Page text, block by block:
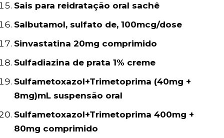
Sais para reidratação oral sachê
Salbutamol, sulfato de, 100mcg/dose
Sinvastatina 20mg comprimido
Sulfadiazina de prata 1% creme
Sulfametoxazol+Trimetoprima (40mg +
8mg)mL suspensão oral
Sulfametoxazol+Trimetoprima 400mg +
80mg comprimido